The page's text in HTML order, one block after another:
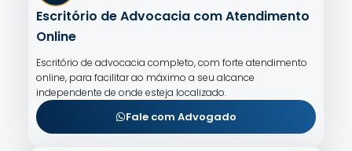
Escritório de Advocacia com Atendimento
Online
Escritório de advocacia completo, com forte atendimento
online, para facilitar ao máximo a seu alcance
independente de onde esteja localizado.
Fale com Advogado